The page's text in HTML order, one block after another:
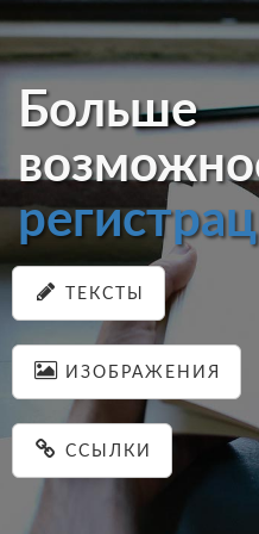
Больше
ТЕКСТЫ
ИЗОБРАЖЕНИЯ
ССЫЛКИ